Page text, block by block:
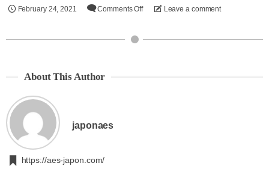
February 24,2021 Comments Off Leave a comment
About This Author
japonaes
https://aes-japon.com/